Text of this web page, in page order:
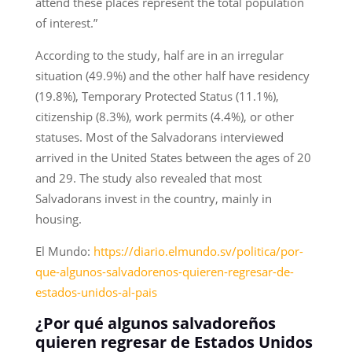
of interest.”
According to the study, half are in an irregular
situation (49.9%) and the other half have residency
(19.8%), Temporary Protected Status (11.1%),
citizenship (8.3%), work permits (4.4%), or other
statuses. Most of the Salvadorans interviewed
arrived in the United States between the ages of 20
and 29. The study also revealed that most
Salvadorans invest in the country, mainly in
housing.
El Mundo: https://diario.elmundo.sv/politica/por-
que-algunos-salvadorenos-quieren-regresar-de-
estados-unidos-al-pais
¿Por qué algunos salvadoreños
quieren regresar de Estados Unidos